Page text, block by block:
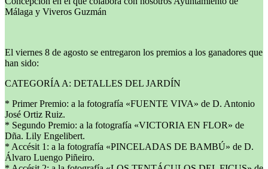
Málaga y Viveros Guzmán
El viernes 8 de agosto se entregaron los premios a los ganadores que
han sido:
CATEGORÍA A: DETALLES DEL JARDÍN
* Primer Premio: a la fotografía «FUENTE VIVA» de D. Antonio
José Ortiz Ruiz.
* Segundo Premio: a la fotografía «VICTORIA EN FLOR» de
Dña. Lily Engelibert.
* Accésit 1: a la fotografía «PINCELADAS DE BAMBÚ» de D.
Álvaro Luengo Piñeiro.